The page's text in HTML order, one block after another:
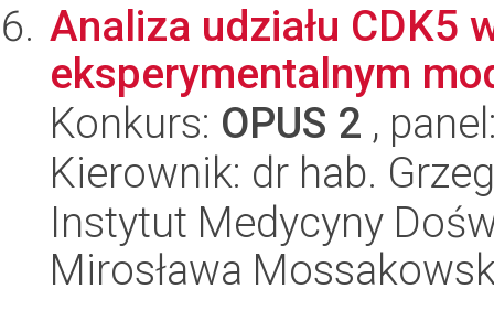
Analiza udziału CDK5
eksperymentalnym
Konkurs: OPUS 2 ,
Kierownik: dr hab.
Instytut Medycyny
Mirosława